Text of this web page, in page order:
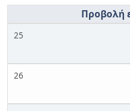
25
26